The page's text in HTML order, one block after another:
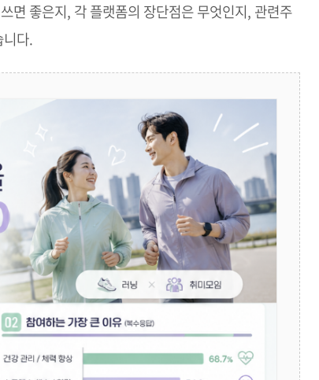
면 좋은지, 각 플랫폼의 장단점은 무엇인지, 관련주
다.